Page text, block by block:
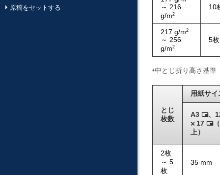
原稿をセットする
～ 216
g/m2
10
217 g/m2
～ 256
g/m2
5枚
•中とじ折り高さ基準
とじ
枚数
用紙サイ
A3
た
て
、
17
た
上）
2枚
～ 5
枚
35 mm